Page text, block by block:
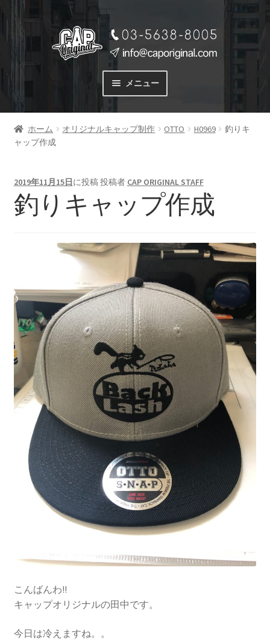
ョ
へ
ス
ッ
プ
へ
キ
ッ
メニュー
サービス
SERVICE
PRICE
商品一覧
ご注文の流れ
FLOW
制作事例
WORKS
よくある質問
FAQ
ブログ
BLOG
お問い合わせ
CONTACT
ホーム オリジナルキャップ制作 OTTO H0969
釣りキ
ャップ作成
2019年11月15日に投稿投稿者 CAP ORIGINAL STAFF
釣りキャップ作成
こんばんわ!!
キャップオリジナルの田中です。
今日は冷えますね。。